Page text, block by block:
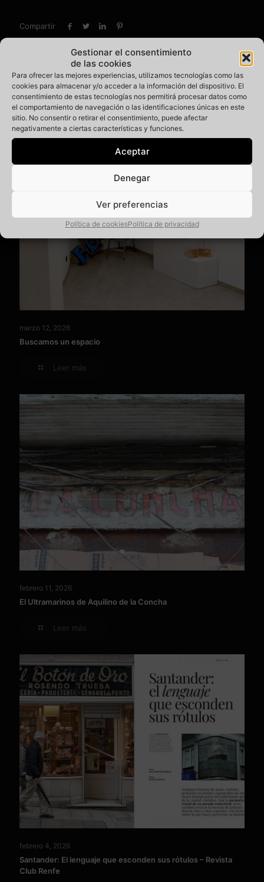
Gestionar el consentimiento
de las cookies
Para ofrecer las mejores experiencias, utilizamos tecnologías como las
cookies para almacenar y/o acceder a la información del dispositivo. El
consentimiento de estas tecnologías nos permitirá procesar datos como
el comportamiento de navegación o las identificaciones únicas en este
sitio. No consentir o retirar el consentimiento, puede afectar
negativamente a ciertas características y funciones.
Aceptar
Denegar
Ver preferencias
Política de cookiesPolítica de privacidad
Compartir
Santatipo
Post Relacionados
marzo 12, 2026
Buscamos un espacio
Leer más
febrero 11, 2026
El Ultramarinos de Aquilino de la Concha
Leer más
febrero 4, 2026
Santander: El lenguaje que esconden sus rótulos – Revista
Club Renfe